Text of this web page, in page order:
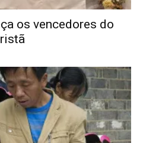
os vencedores do